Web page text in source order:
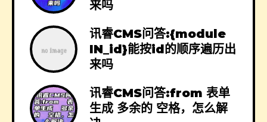
来吗
讯睿CMS问答:{module
IN_id}能按id的顺序遍历出
来吗
讯睿CMS问答:from 表单
生成 多余的 空格，怎么解